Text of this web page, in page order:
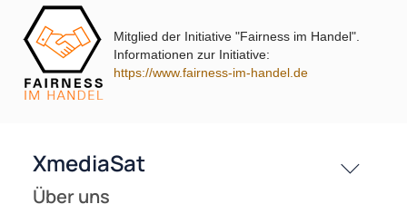
Mitglied der Initiative "Fairness im Handel".
Informationen zur Initiative:
https://www.fairness-im-handel.de
AGB
Kontakt
Service
Preisliste
Versandkosten
Zahlungsarten
Unsere Leistungen